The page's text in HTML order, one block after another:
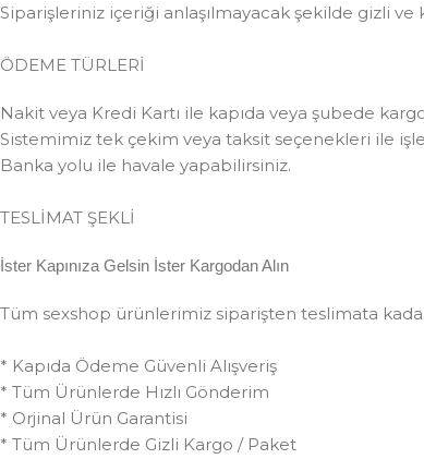
Siparişleriniz içeriği anlaşılmayacak şekilde gizli ve
ÖDEME TÜRLERİ
Nakit veya Kredi Kartı ile kapıda veya şubede
Sistemimiz tek çekim veya taksit seçenekleri ile
Banka yolu ile havale yapabilirsiniz.
TESLİMAT ŞEKLİ
İster Kapınıza Gelsin İster Kargodan Alın
Tüm sexshop ürünlerimiz siparişten teslimata
* Kapıda Ödeme Güvenli Alışveriş
* Tüm Ürünlerde Hızlı Gönderim
* Orjinal Ürün Garantisi
* Tüm Ürünlerde Gizli Kargo / Paket